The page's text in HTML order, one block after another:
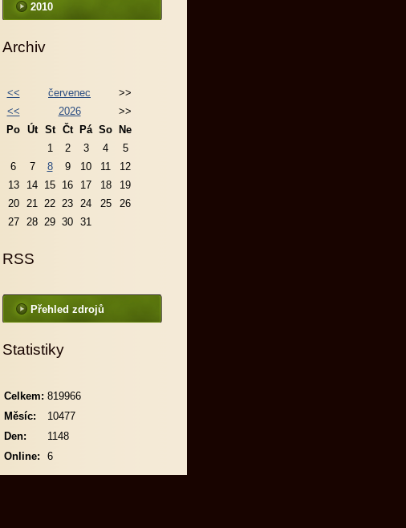
2010
Archiv
<< červenec
>>
<<
2026
>>
Po Út St Čt Pá So
Ne
1
2 3 4
5
6
7 8 9 10 11
12
13
14 15 16 17 18
19
20
21 22 23 24 25
26
27
28 29 30 31
RSS
Přehled zdrojů
Statistiky
Online: 6
Celkem: 819966
Měsíc:
10477
Den:
1148